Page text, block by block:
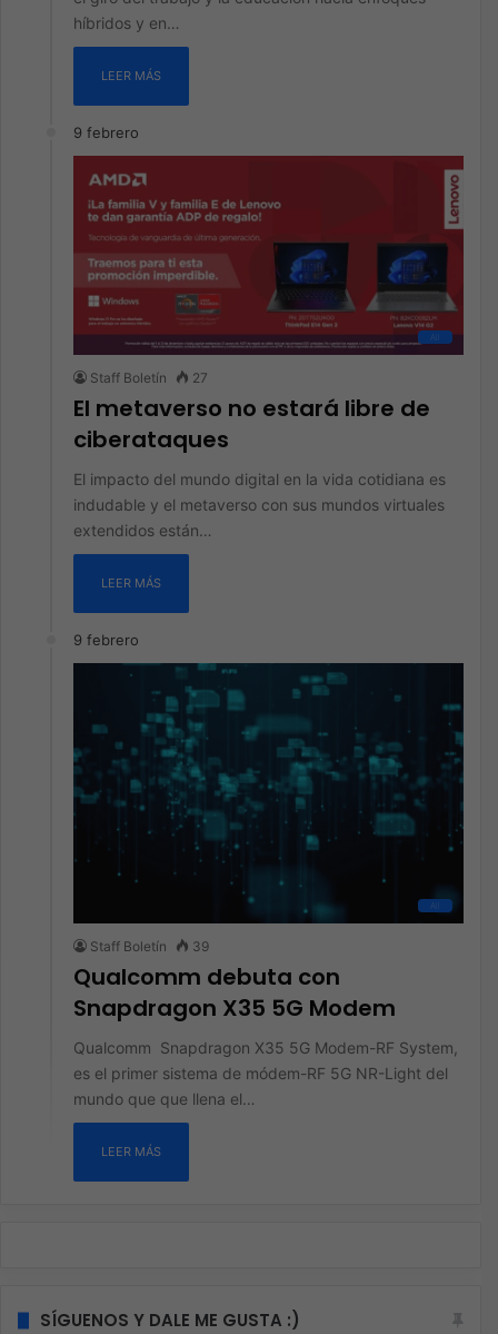
híbridos y en…
LEER MÁS
9 febrero
All
Staff Boletín 27
El metaverso no estará libre de
ciberataques
El impacto del mundo digital en la vida cotidiana es
indudable y el metaverso con sus mundos virtuales
extendidos están…
LEER MÁS
9 febrero
All
Staff Boletín 39
Qualcomm debuta con
Snapdragon X35 5G Modem
Qualcomm Snapdragon X35 5G Modem-RF System,
es el primer sistema de módem-RF 5G NR-Light del
mundo que que llena el…
LEER MÁS
SÍGUENOS Y DALE ME GUSTA :)